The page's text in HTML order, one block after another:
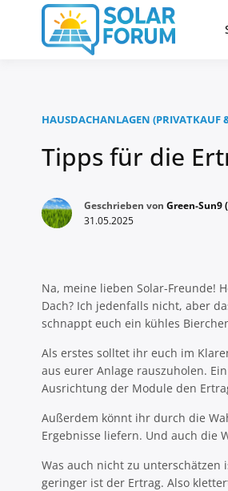
springen
HAUSDACHANLAGEN (PRIVATKAUF
Tipps für die
Geschrieben von Green-Sun9
31.05.2025
Na, meine lieben Solar-Freunde!
Dach? Ich jedenfalls nicht, aber
schnappt euch ein kühles
Als erstes solltet ihr euch im
aus eurer Anlage rauszuholen.
Ausrichtung der Module den
Außerdem könnt ihr durch die
Ergebnisse liefern. Und auch die
Was auch nicht zu
geringer ist der Ertrag. Also